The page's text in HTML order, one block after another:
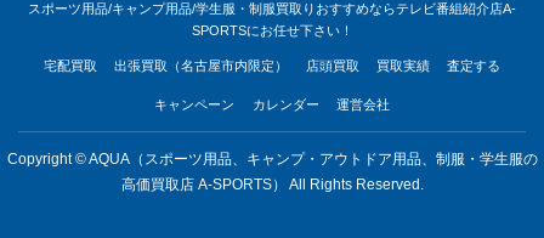
スポーツ用品/キャンプ用品/学生服・制服買取りおすすめならテレビ番組紹介店A-
SPORTSにお任せ下さい！
宅配買取 出張買取（名古屋市内限定） 店頭買取 買取実績 査定する
キャンペーン カレンダー 運営会社
Copyright © AQUA（スポーツ用品、キャンプ・アウトドア用品、制服・学生服の
高価買取店 A-SPORTS） All Rights Reserved.